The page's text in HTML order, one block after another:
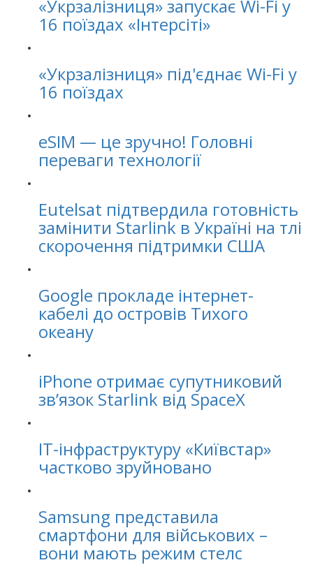
«Укрзалізниця» запускає Wi-Fi у
16 поїздах «Інтерсіті»
«Укрзалізниця» під'єднає Wi-Fi у
16 поїздах
eSIM — це зручно! Головні
переваги технології
Eutelsat підтвердила готовність
замінити Starlink в Україні на тлі
скорочення підтримки США
Google прокладе інтернет-
кабелі до островів Тихого
океану
iPhone отримає супутниковий
зв’язок Starlink від SpaceX
IT-інфраструктуру «Київстар»
частково зруйновано
Samsung представила
смартфони для військових –
вони мають режим стелс